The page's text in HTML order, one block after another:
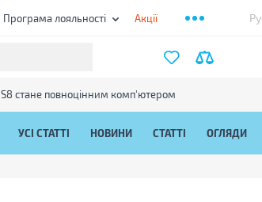
Програма лояльності Акції
стане повноцінним комп'ютером
УСІ СТАТТІ НОВИНИ СТАТТІ ОГЛЯДИ